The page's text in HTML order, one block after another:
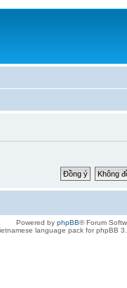
Powered by phpBB® Forum
language pack for phpBB